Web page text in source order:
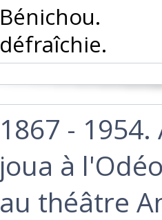
Bénichou.
défraîchie.‎
‎1867 -
joua à
au théâtre